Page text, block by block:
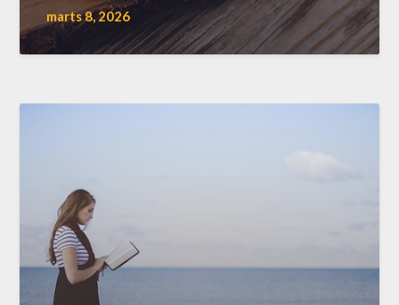
marts 8, 2026